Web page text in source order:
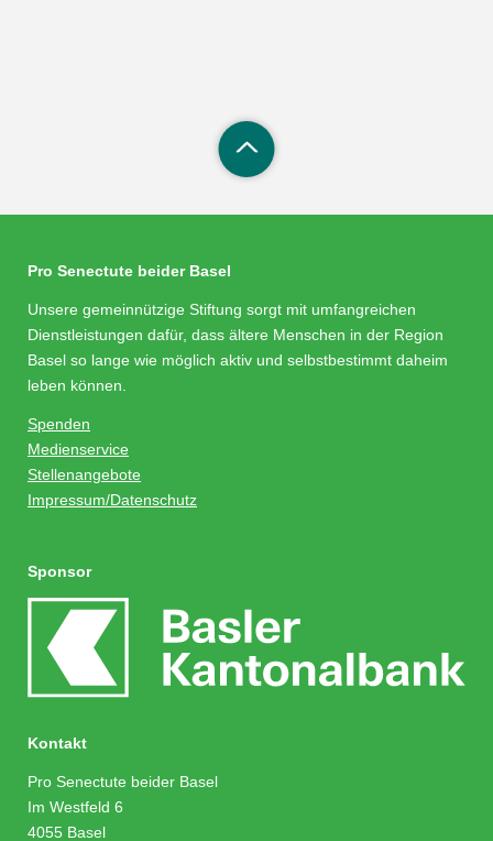
Pro Senectute beider Basel
Unsere gemeinnützige Stiftung sorgt mit umfangreichen
Dienstleistungen dafür, dass ältere Menschen in der Region
Basel so lange wie möglich aktiv und selbstbestimmt daheim
leben können.
Spenden
Medienservice
Stellenangebote
Impressum/Datenschutz
Sponsor
Kontakt
Pro Senectute beider Basel
Im Westfeld 6
4055 Basel